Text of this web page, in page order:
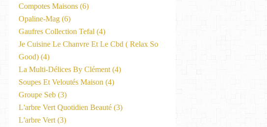
Compotes Maisons (6)
Opaline-Mag (6)
Gaufres Collection Tefal (4)
Je Cuisine Le Chanvre Et Le Cbd ( Relax So
Good) (4)
La Multi-Délices By Clément (4)
Soupes Et Veloutés Maison (4)
Groupe Seb (3)
L'arbre Vert Quotidien Beauté (3)
L'arbre Vert (3)